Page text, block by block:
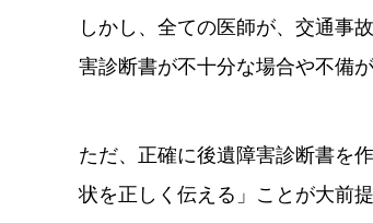
しかし、全ての医師が、交通事
害診断書が不十分な場合や不備
ただ、正確に後遺障害診断書を
状を正しく伝える」ことが大前